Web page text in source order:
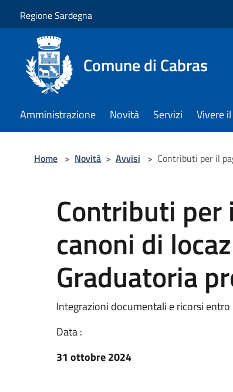
Regione Sardegna
Comune di Cabras
Amministrazione Novità Servizi Vivere
Home > Novità > Avvisi > Contributi per il
Contributi per
canoni di
Graduatoria
Integrazioni documentali e ricorsi
Data :
31 ottobre 2024